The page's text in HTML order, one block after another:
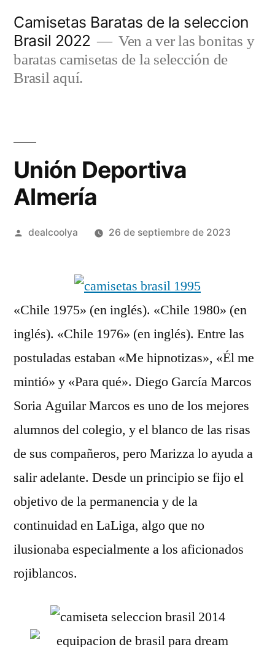
contenido
Camisetas Baratas de la seleccion
Brasil 2022
Ven a ver las bonitas y
baratas camisetas de la selección de
Brasil aquí.
Unión Deportiva
Almería
Publicado
dealcoolya 26 de septiembre de 2023
«Chile 1975» (en inglés). «Chile 1980» (en
inglés). «Chile 1976» (en inglés). Entre las
postuladas estaban «Me hipnotizas», «Él me
mintió» y «Para qué». Diego García Marcos
Soria Aguilar Marcos es uno de los mejores
alumnos del colegio, y el blanco de las risas
de sus compañeros, pero Marizza lo ayuda a
salir adelante. Desde un principio se fijo el
objetivo de la permanencia y de la
continuidad en LaLiga, algo que no
ilusionaba especialmente a los aficionados
rojiblancos.